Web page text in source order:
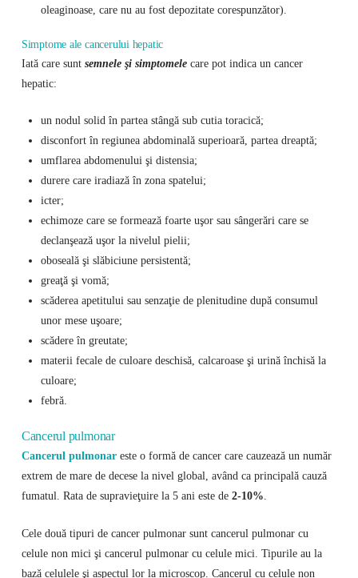
oleaginoase, care nu au fost depozitate corespunzător).
Simptome ale cancerului hepatic
Iată care sunt semnele şi simptomelecare pot indica un cancer
hepatic:
un nodul solid în partea stângă sub cutia toracică;
disconfort în regiunea abdominală superioară, partea dreaptă;
umflarea abdomenului şi distensia;
durere care iradiază în zona spatelui;
icter;
echimoze care se formează foarte uşor sau sângerări care se
declanşează uşor la nivelul pielii;
oboseală şi slăbiciune persistentă;
greaţă şi vomă;
scăderea apetitului sau senzaţie de plenitudine după consumul
unor mese uşoare;
scădere în greutate;
materii fecale de culoare deschisă, calcaroase şi urină închisă la
culoare;
febră.
Cancerul pulmonar
Cancerul pulmonareste o formă de cancer care cauzează un număr
extrem de mare de decese la nivel global, având ca principală cauză
fumatul. Rata de supravieţuire la 5 ani este de 2-10%.
Cele două tipuri de cancer pulmonar sunt cancerul pulmonar cu
celule non mici şi cancerul pulmonar cu celule mici. Tipurile au la
bază celulele şi aspectul lor la microscop. Cancerul cu celule non